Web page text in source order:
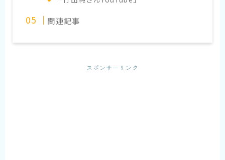
関連記事
スポンサーリンク